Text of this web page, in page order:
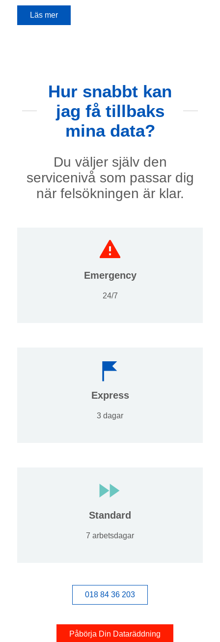
Läs mer
Hur snabbt kan
jag få tillbaks
mina data?
Du väljer själv den
servicenivå som passar dig
när felsökningen är klar.
Emergency
24/7
Express
3 dagar
Standard
7 arbetsdagar
018 84 36 203
Påbörja Din Dataräddning